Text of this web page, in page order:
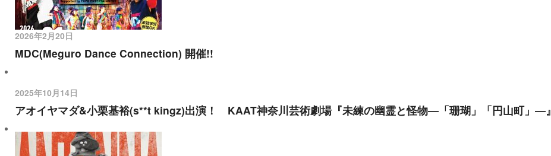
2026年2月20日
MDC(Meguro Dance Connection) 開催!!
2025年10月14日
アオイヤマダ&小栗基裕(s**t kingz)出演！ KAAT神奈川芸術劇場『未練の幽霊と怪物―「珊瑚」「円山町」―』